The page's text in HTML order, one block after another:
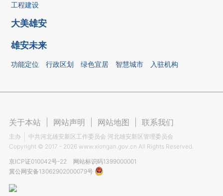
工程建设
大美雄安
雄安未来
功能定位 行政区划 绿色宜居 智慧城市 入驻机构
关于本站 网站声明 网站地图 联系我们
主办
中共河北雄安新区工作委员会 河北雄安新区管理委员会
Copyright © 2017 - 2026 www.xiongan.gov.cn All Rights Reserved.
京ICP证010042号-22
网站标识码1399000001
冀公网安备13062902000079号